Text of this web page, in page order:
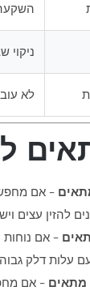
השקעה
ניקוי
לא
– אם מחפשים
להזין עצים
– אם נוחות
עלות דלק גבוהה
– אם